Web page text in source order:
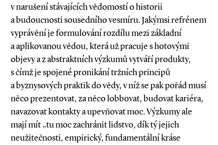
v narušení stávajících vědomostí o historii
a budoucnosti sousedního vesmíru. Jakýmsi refrénem
vyprávění je formulování rozdílu mezi základní
a aplikovanou vědou, která už pracuje s hotovými
objevy a z abstraktních výzkumů vytváří produkty,
s čímž je spojené pronikání tržních principů
a byznysových praktik do vědy, v níž se pak pořád musí
něco prezentovat, za něco lobbovat, budovat kariéra,
navazovat kontakty a upevňovat moc. Výzkumy ale
mají mít „tu moc zachránit lidstvo, dík tý jejich
neužitečnosti, empirický, fundamentální kráse